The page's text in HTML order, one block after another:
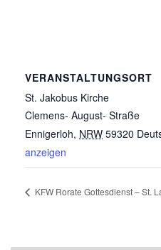
VERANSTALTUNGSORT
St. Jakobus Kirche
Clemens- August- Straße
Ennigerloh, NRW 59320
anzeigen
KFW Rorate Gottesdienst – St.